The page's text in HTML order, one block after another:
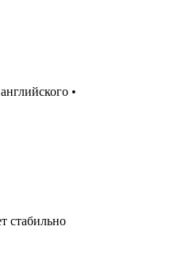
•
стабильно